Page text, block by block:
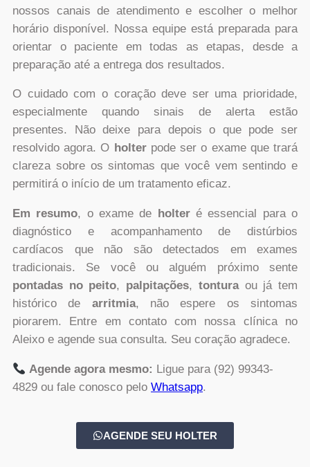
nossos canais de atendimento e escolher o melhor
horário disponível. Nossa equipe está preparada para
orientar o paciente em todas as etapas, desde a
preparação até a entrega dos resultados.
O cuidado com o coração deve ser uma prioridade,
especialmente quando sinais de alerta estão
presentes. Não deixe para depois o que pode ser
resolvido agora. O holterpode ser o exame que trará
clareza sobre os sintomas que você vem sentindo e
permitirá o início de um tratamento eficaz.
Em resumo, o exame de holteré essencial para o
diagnóstico e acompanhamento de distúrbios
cardíacos que não são detectados em exames
tradicionais. Se você ou alguém próximo sente
pontadas no peito, palpitações, tonturaou já tem
histórico de arritmia, não espere os sintomas
piorarem. Entre em contato com nossa clínica no
Aleixo e agende sua consulta. Seu coração agradece.
Agende agora mesmo: Ligue para (92) 99343-
4829‬ ou fale conosco pelo Whatsapp.
AGENDE SEU HOLTER